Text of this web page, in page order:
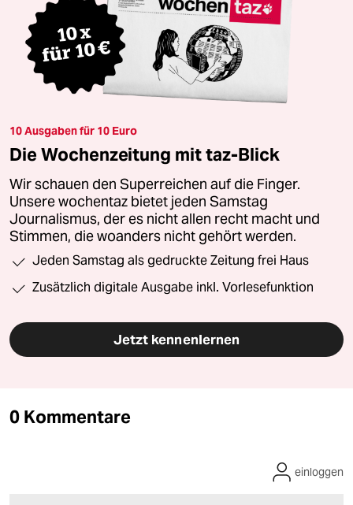
10 Ausgaben für 10 Euro
Die Wochenzeitung mit taz-Blick
Wir schauen den Superreichen auf die Finger.
Unsere wochentaz bietet jeden Samstag
Journalismus, der es nicht allen recht macht und
Stimmen, die woanders nicht gehört werden.
Jeden Samstag als gedruckte Zeitung frei Haus
Zusätzlich digitale Ausgabe inkl. Vorlesefunktion
Jetzt kennenlernen
0 Kommentare
einloggen